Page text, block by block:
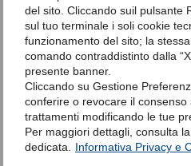
del sito. Cliccando suil pulsante
sul tuo terminale i soli cookie
funzionamento del sito; la
comando contraddistinto dalla
presente banner.
Cliccando su Gestione
conferire o revocare il consenso
trattamenti modificando le tue
Per maggiori dettagli, consulta
dedicata.
Informativa Privacy e
Soffri di Osas e vuoi
Pacchetto
Scopri il nostro servizio di
Terapia Premium, sarai
specializzato durante tutto
terapeutico. Prenotalo
prenderti cura della tua